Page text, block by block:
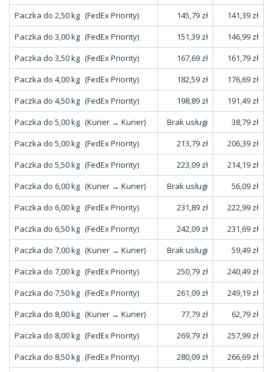
Paczka do 2,50 kg (FedEx Priority) 145,79 zł
141,39 zł
Paczka do 3,00 kg (FedEx Priority) 151,39 zł
146,99 zł
Paczka do 3,50 kg (FedEx Priority) 167,69 zł
161,79 zł
Paczka do 4,00 kg (FedEx Priority) 182,59 zł
176,69 zł
Paczka do 4,50 kg (FedEx Priority) 198,89 zł
191,49 zł
Paczka do 5,00 kg (Kurier → Kurier) Brak usługi
38,79 zł
Paczka do 5,00 kg (FedEx Priority) 213,79 zł
206,39 zł
Paczka do 5,50 kg (FedEx Priority) 223,09 zł
214,19 zł
Paczka do 6,00 kg (Kurier → Kurier) Brak usługi
56,09 zł
Paczka do 6,00 kg (FedEx Priority) 231,89 zł
222,99 zł
Paczka do 6,50 kg (FedEx Priority) 242,09 zł
231,69 zł
Paczka do 7,00 kg (Kurier → Kurier) Brak usługi
59,49 zł
Paczka do 7,00 kg (FedEx Priority) 250,79 zł
240,49 zł
Paczka do 7,50 kg (FedEx Priority) 261,09 zł
249,19 zł
Paczka do 8,00 kg (Kurier → Kurier) 77,79 zł
62,79 zł
Paczka do 8,00 kg (FedEx Priority) 269,79 zł
257,99 zł
Paczka do 8,50 kg (FedEx Priority) 280,09 zł
266,69 zł